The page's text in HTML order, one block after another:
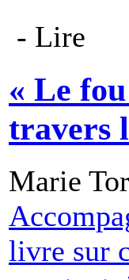
- Lire
« Le
travers
Marie
livre sur